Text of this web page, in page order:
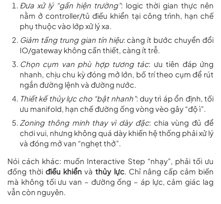
Đưa xử lý “gần hiện trường”: logic thời gian thực nên
nằm ở controller/tủ điều khiển tại công trình, hạn chế
phụ thuộc vào lớp xử lý xa.
Giảm tầng trung gian tín hiệu: càng ít bước chuyển đổi
IO/gateway không cần thiết, càng ít trễ.
Chọn cụm van phù hợp tương tác: ưu tiên đáp ứng
nhanh, chịu chu kỳ đóng mở lớn, bố trí theo cụm để rút
ngắn đường lệnh và đường nước.
Thiết kế thủy lực cho “bật nhanh”: duy trì áp ổn định, tối
ưu manifold, hạn chế đường ống vòng vèo gây “độ ì”.
Zoning thông minh thay vì dày đặc: chia vùng đủ để
chơi vui, nhưng không quá dày khiến hệ thống phải xử lý
và đóng mở van “nghẹt thở”.
Nói cách khác: muốn Interactive Step “nhạy”, phải tối ưu
đồng thờiđiều khiển vàthủy lực. Chỉ nâng cấp cảm biến
mà không tối ưu van – đường ống – áp lực, cảm giác lag
vẫn còn nguyên.